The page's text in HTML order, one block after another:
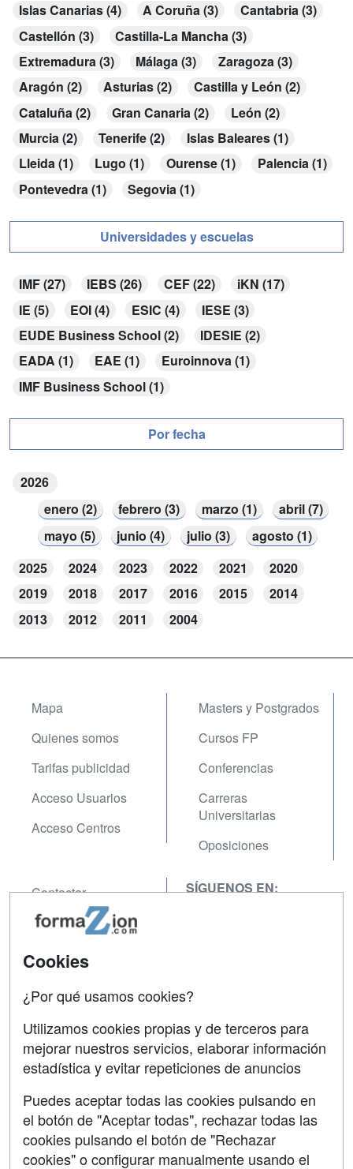
Islas Canarias (4)
A Coruña (3)
Cantabria (3)
Castellón (3)
Castilla-La Mancha (3)
Extremadura (3)
Málaga (3)
Zaragoza (3)
Aragón (2)
Asturias (2)
Castilla y León (2)
Cataluña (2)
Gran Canaria (2)
León (2)
Murcia (2)
Tenerife (2)
Islas Baleares (1)
Lleida (1)
Lugo (1) Ourense (1)
Palencia (1)
Pontevedra (1)
Segovia (1)
Universidades y escuelas
IMF (27) IEBS (26) CEF (22)
iKN (17)
IE (5)
EOI (4) ESIC (4)
IESE (3)
EUDE Business School (2)
IDESIE (2)
EADA (1)
EAE (1)
Euroinnova (1)
IMF Business School (1)
Por fecha
2026
enero (2)
febrero (3) marzo (1)
abril (7)
mayo (5)
junio (4) julio (3)
agosto (1)
2025
2024 2023 2022 2021
2020
2019
2018 2017 2016 2015
2014
2013
2012 2011 2004
Mapa
Quienes somos
Tarifas publicidad
Acceso Usuarios
Acceso Centros
Masters y Postgrados
Cursos FP
Conferencias
Carreras
Universitarias
Oposiciones
Contactar
Confidencialidad
Aviso legal
SÍGUENOS EN:
Grupo formazion:
Cookies
¿Por qué usamos cookies?
Utilizamos cookies propias y de terceros para
mejorar nuestros servicios, elaborar información
estadística y evitar repeticiones de anuncios
Puedes aceptar todas las cookies pulsando en
el botón de "Aceptar todas", rechazar todas las
cookies pulsando el botón de "Rechazar
cookies" o configurar manualmente usando el